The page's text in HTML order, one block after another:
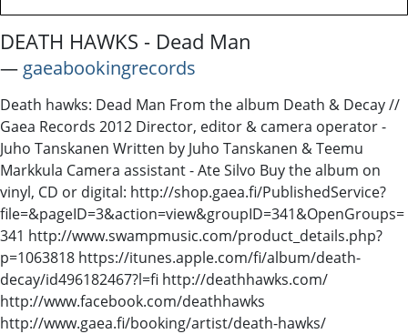
DEATH HAWKS - Dead Man
― gaeabookingrecords
Death hawks: Dead Man From the album Death & Decay //
Gaea Records 2012 Director, editor & camera operator -
Juho Tanskanen Written by Juho Tanskanen & Teemu
Markkula Camera assistant - Ate Silvo Buy the album on
vinyl, CD or digital: http://shop.gaea.fi/PublishedService?
file=&pageID=3&action=view&groupID=341&OpenGroups=
341 http://www.swampmusic.com/product_details.php?
p=1063818 https://itunes.apple.com/fi/album/death-
decay/id496182467?l=fi http://deathhawks.com/
http://www.facebook.com/deathhawks
http://www.gaea.fi/booking/artist/death-hawks/